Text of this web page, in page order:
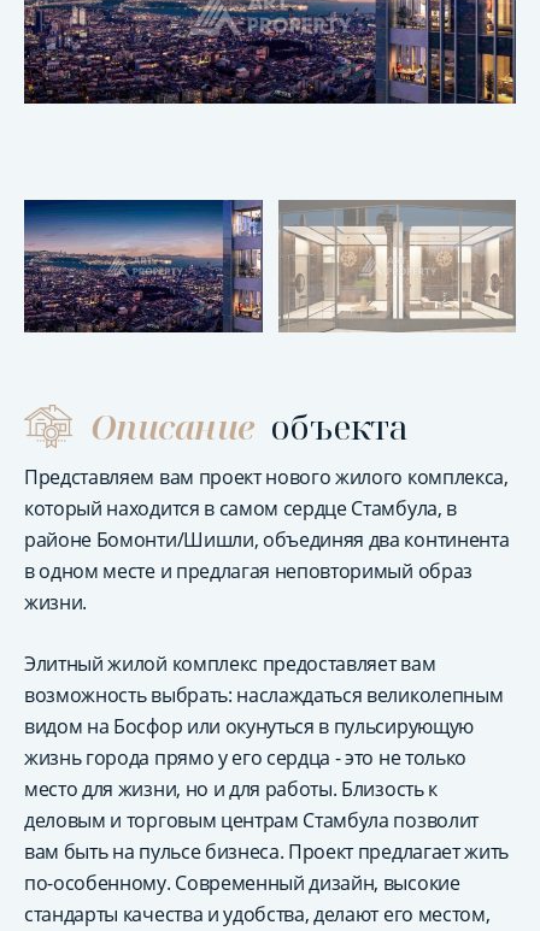
Описание объекта
Представляем вам проект нового жилого комплекса,
который находится в самом сердце Стамбула, в
районе Бомонти/Шишли, объединяя два континента
в одном месте и предлагая неповторимый образ
жизни.
Элитный жилой комплекс предоставляет вам
возможность выбрать: наслаждаться великолепным
видом на Босфор или окунуться в пульсирующую
жизнь города прямо у его сердца - это не только
место для жизни, но и для работы. Близость к
деловым и торговым центрам Стамбула позволит
вам быть на пульсе бизнеса. Проект предлагает жить
по-особенному. Современный дизайн, высокие
стандарты качества и удобства, делают его местом,